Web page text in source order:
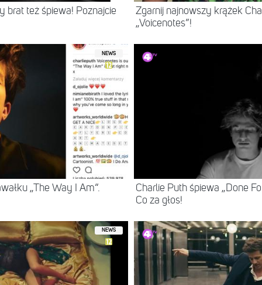
brat też śpiewa! Poznajcie
Zgarnij najnowszy krążek
„Voicenotes”!
NEWS
„The Way I Am“.
Charlie Puth śpiewa „Done
Co za głos!
NEWS